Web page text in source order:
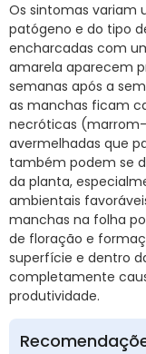
Os sintomas variam
patógeno e do tipo
encharcadas com
amarela aparecem
semanas após a
as manchas ficam
necróticas
avermelhadas que
também podem se
da planta,
ambientais
manchas na folha
de floração e
superfície e dentro
completamente
produtividade.